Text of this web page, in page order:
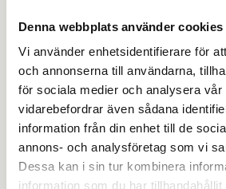
Denna webbplats använder cookies
Vi använder enhetsidentifierare för
och annonserna till användarna,
för sociala medier och analysera vår
vidarebefordrar även sådana
information från din enhet till de
annons- och analysföretag som vi
Dessa kan i sin tur kombinera
information som du har
Ge ett omdöme!
Omdömen
Du